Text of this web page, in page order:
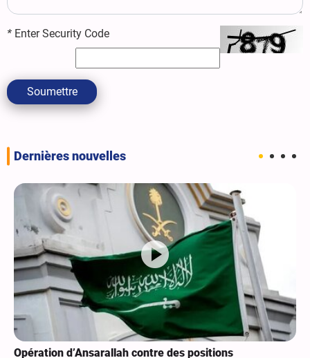
* Enter Security Code
Soumettre
Dernières nouvelles
Opération d’Ansarallah contre des positions